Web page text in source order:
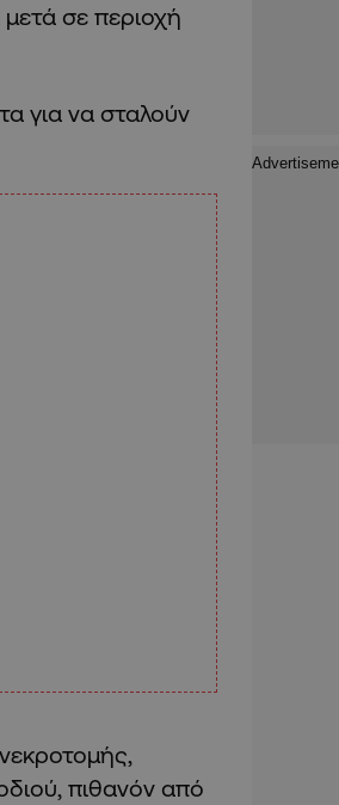
σε περιοχή
για να σταλούν
πιθανόν από